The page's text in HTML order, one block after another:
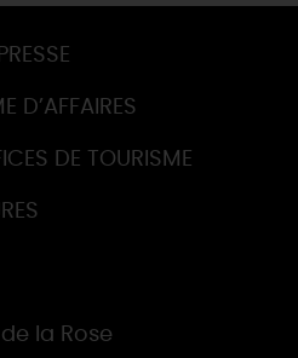
D’AFFAIRES
DE TOURISME
la Rose